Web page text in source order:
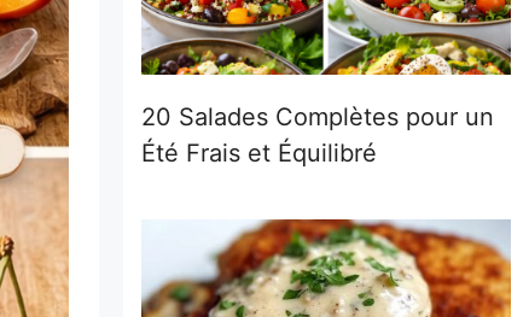
20 Salades Complètes pour un
Été Frais et Équilibré